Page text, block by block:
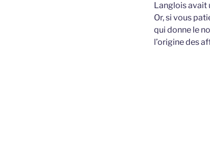
Langlois avait
Or, si vous
qui donne le
l’origine des